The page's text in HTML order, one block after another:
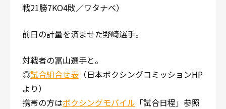
戦21勝7KO4敗／ワタナベ）
前日の計量を済ませた野崎選手。
対戦者の冨山選手と。
◎試合組合せ表 （日本ボクシングコミッションHP
より）
携帯の方はボクシングモバイル 「試合日程」参照